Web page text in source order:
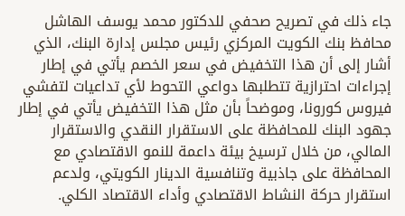
جاء ذلك في تصريح صحفي للدكتور محمد يوسف الهاشل
محافظ بنك الكويت المركزي رئيس مجلس إدارة البنك، الذي
أشار إلى أن هذا التخفيض في سعر الخصم يأتي في إطار
إجراءات احترازية تتطلبها دواعي التحوط لأي تداعيات لتفشي
فيروس كورونا، وموضحاً بأن مثل هذا التخفيض يأتي في إطار
جهود البنك للمحافظة على الاستقرار النقدي والاستقرار
المالي، من خلال ترسيخ بيئة داعمة للنمو الاقتصادي مع
المحافظة على جاذبية وتنافسية الدينار الكويتي، ولدعم
استقرار حركة النشاط الاقتصادي وأداء الاقتصاد الكلي.